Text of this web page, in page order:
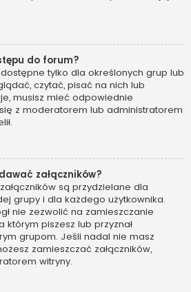
do forum?
tylko dla określonych grup lub
czytać, pisać na nich lub
musisz mieć odpowiednie
z moderatorem lub administratorem
załączników?
są przydzielane dla
grupy i dla każdego użytkownika.
nie zezwolić na zamieszczanie
którym piszesz lub przyznał
grupom. Jeśli nadal nie masz
zamieszczać załączników,
witryny.